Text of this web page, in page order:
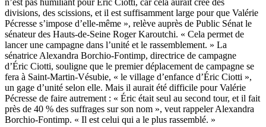
n’est pas humiliant pour Éric Ciotti, car cela aurait créé des
divisions, des scissions, et il est suffisamment large pour que Valérie
Pécresse s’impose d’elle-même », relève auprès de Public Sénat le
sénateur des Hauts-de-Seine Roger Karoutchi. « Cela permet de
lancer une campagne dans l’unité et le rassemblement. » La
sénatrice Alexandra Borchio-Fontimp, directrice de campagne
d’Éric Ciotti, souligne que le premier déplacement de campagne se
fera à Saint-Martin-Vésubie, « le village d’enfance d’Éric Ciotti »,
un gage d’unité selon elle. Mais il aurait été difficile pour Valérie
Pécresse de faire autrement : « Éric était seul au second tour, et il fait
près de 40 % des suffrages sur son nom », veut rappeler Alexandra
Borchio-Fontimp. « Il est celui qui a le plus rassemblé. »